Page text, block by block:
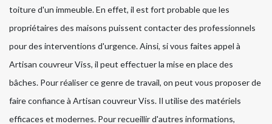
toiture d'un immeuble. En effet, il est fort probable que les
propriétaires des maisons puissent contacter des professionnels
pour des interventions d'urgence. Ainsi, si vous faites appel à
Artisan couvreur Viss, il peut effectuer la mise en place des
bâches. Pour réaliser ce genre de travail, on peut vous proposer de
faire confiance à Artisan couvreur Viss. Il utilise des matériels
efficaces et modernes. Pour recueillir d'autres informations,